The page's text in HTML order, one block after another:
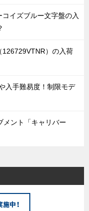
イズブルー文字盤の入
）の入荷
入手難易度！制限モデ
メント「キャリバー